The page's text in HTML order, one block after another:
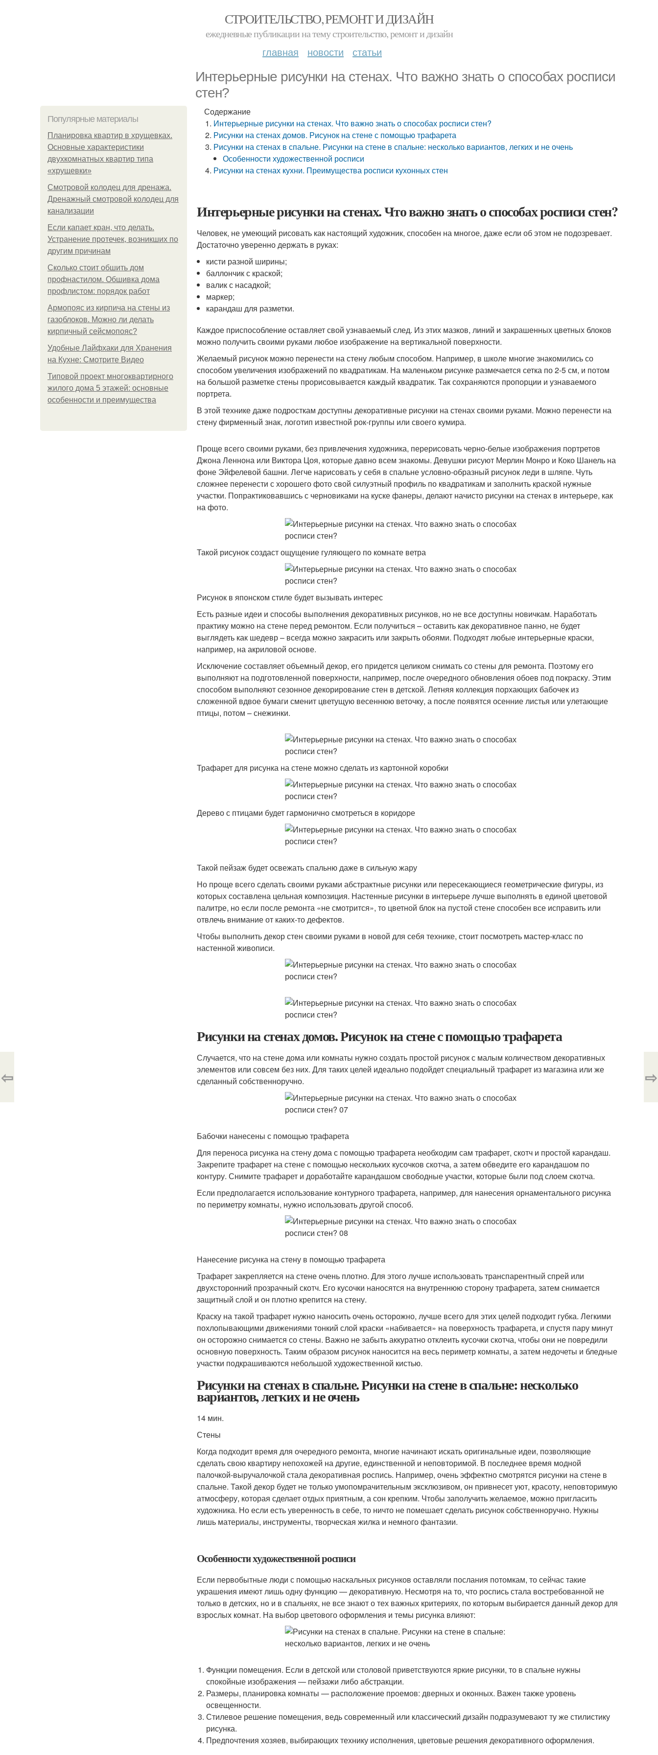
СТРОИТЕЛЬСТВО, РЕМОНТ И ДИЗАЙН
ежедневные публикации на тему строительство, ремонт и дизайн
главная новости статьи
Интерьерные рисунки на стенах. Что важно знать о способах росписи
стен?
Популярные материалы
Планировка квартир в хрущевках.
Основные характеристики
двухкомнатных квартир типа
«хрущевки»
Смотровой колодец для дренажа.
Дренажный смотровой колодец для
канализации
Если капает кран, что делать.
Устранение протечек, возникших по
другим причинам
Сколько стоит обшить дом
профнастилом. Обшивка дома
профлистом: порядок работ
Армопояс из кирпича на стены из
газоблоков. Можно ли делать
кирпичный сейсмопояс?
Удобные Лайфхаки для Хранения
на Кухне: Смотрите Видео
Типовой проект многоквартирного
жилого дома 5 этажей: основные
особенности и преимущества
Содержание
Интерьерные рисунки на стенах. Что важно знать о способах росписи стен?
Рисунки на стенах домов. Рисунок на стене с помощью трафарета
Рисунки на стенах в спальне. Рисунки на стене в спальне: несколько вариантов, легких и не очень
Особенности художественной росписи
Рисунки на стенах кухни. Преимущества росписи кухонных стен
Интерьерные рисунки на стенах. Что важно знать о способах росписи стен?
Человек, не умеющий рисовать как настоящий художник, способен на многое, даже если об этом не подозревает.
Достаточно уверенно держать в руках:
кисти разной ширины;
баллончик с краской;
валик с насадкой;
маркер;
карандаш для разметки.
Каждое приспособление оставляет свой узнаваемый след. Из этих мазков, линий и закрашенных цветных блоков
можно получить своими руками любое изображение на вертикальной поверхности.
Желаемый рисунок можно перенести на стену любым способом. Например, в школе многие знакомились со
способом увеличения изображений по квадратикам. На маленьком рисунке размечается сетка по 2-5 см, и потом
на большой разметке стены прорисовывается каждый квадратик. Так сохраняются пропорции и узнаваемого
портрета.
В этой технике даже подросткам доступны декоративные рисунки на стенах своими руками. Можно перенести на
стену фирменный знак, логотип известной рок-группы или своего кумира.
Проще всего своими руками, без привлечения художника, перерисовать черно-белые изображения портретов
Джона Леннона или Виктора Цоя, которые давно всем знакомы. Девушки рисуют Мерлин Монро и Коко Шанель на
фоне Эйфелевой башни. Легче нарисовать у себя в спальне условно-образный рисунок леди в шляпе. Чуть
сложнее перенести с хорошего фото свой силуэтный профиль по квадратикам и заполнить краской нужные
участки. Попрактиковавшись с черновиками на куске фанеры, делают начисто рисунки на стенах в интерьере, как
на фото.
Такой рисунок создаст ощущение гуляющего по комнате ветра
Рисунок в японском стиле будет вызывать интерес
Есть разные идеи и способы выполнения декоративных рисунков, но не все доступны новичкам. Наработать
практику можно на стене перед ремонтом. Если получиться – оставить как декоративное панно, не будет
выглядеть как шедевр – всегда можно закрасить или закрыть обоями. Подходят любые интерьерные краски,
например, на акриловой основе.
Исключение составляет объемный декор, его придется целиком снимать со стены для ремонта. Поэтому его
выполняют на подготовленной поверхности, например, после очередного обновления обоев под покраску. Этим
способом выполняют сезонное декорирование стен в детской. Летняя коллекция порхающих бабочек из
сложенной вдвое бумаги сменит цветущую весеннюю веточку, а после появятся осенние листья или улетающие
птицы, потом – снежинки.
Трафарет для рисунка на стене можно сделать из картонной коробки
Дерево с птицами будет гармонично смотреться в коридоре
Такой пейзаж будет освежать спальню даже в сильную жару
Но проще всего сделать своими руками абстрактные рисунки или пересекающиеся геометрические фигуры, из
которых составлена цельная композиция. Настенные рисунки в интерьере лучше выполнять в единой цветовой
палитре, но если после ремонта «не смотрится», то цветной блок на пустой стене способен все исправить или
отвлечь внимание от каких-то дефектов.
Чтобы выполнить декор стен своими руками в новой для себя технике, стоит посмотреть мастер-класс по
настенной живописи.
Рисунки на стенах домов. Рисунок на стене с помощью трафарета
Случается, что на стене дома или комнаты нужно создать простой рисунок с малым количеством декоративных
элементов или совсем без них. Для таких целей идеально подойдет специальный трафарет из магазина или же
сделанный собственноручно.
Бабочки нанесены с помощью трафарета
Для переноса рисунка на стену дома с помощью трафарета необходим сам трафарет, скотч и простой карандаш.
Закрепите трафарет на стене с помощью нескольких кусочков скотча, а затем обведите его карандашом по
контуру. Снимите трафарет и доработайте карандашом свободные участки, которые были под слоем скотча.
Если предполагается использование контурного трафарета, например, для нанесения орнаментального рисунка
по периметру комнаты, нужно использовать другой способ.
Нанесение рисунка на стену в помощью трафарета
Трафарет закрепляется на стене очень плотно. Для этого лучше использовать транспарентный спрей или
двухсторонний прозрачный скотч. Его кусочки наносятся на внутреннюю сторону трафарета, затем снимается
защитный слой и он плотно крепится на стену.
Краску на такой трафарет нужно наносить очень осторожно, лучше всего для этих целей подходит губка. Легкими
похлопывающими движениями тонкий слой краски «набивается» на поверхность трафарета, и спустя пару минут
он осторожно снимается со стены. Важно не забыть аккуратно отклеить кусочки скотча, чтобы они не повредили
основную поверхность. Таким образом рисунок наносится на весь периметр комнаты, а затем недочеты и бледные
участки подкрашиваются небольшой художественной кистью.
Рисунки на стенах в спальне. Рисунки на стене в спальне: несколько
вариантов, легких и не очень
14 мин.
Стены
Когда подходит время для очередного ремонта, многие начинают искать оригинальные идеи, позволяющие
сделать свою квартиру непохожей на другие, единственной и неповторимой. В последнее время модной
палочкой-выручалочкой стала декоративная роспись. Например, очень эффектно смотрятся рисунки на стене в
спальне. Такой декор будет не только умопомрачительным эксклюзивом, он привнесет уют, красоту, неповторимую
атмосферу, которая сделает отдых приятным, а сон крепким. Чтобы заполучить желаемое, можно пригласить
художника. Но если есть уверенность в себе, то ничто не помешает сделать рисунок собственноручно. Нужны
лишь материалы, инструменты, творческая жилка и немного фантазии.
Особенности художественной росписи
Если первобытные люди с помощью наскальных рисунков оставляли послания потомкам, то сейчас такие
украшения имеют лишь одну функцию — декоративную. Несмотря на то, что роспись стала востребованной не
только в детских, но и в спальнях, не все знают о тех важных критериях, по которым выбирается данный декор для
взрослых комнат. На выбор цветового оформления и темы рисунка влияют:
Функции помещения. Если в детской или столовой приветствуются яркие рисунки, то в спальне нужны
спокойные изображения — пейзажи либо абстракции.
Размеры, планировка комнаты — расположение проемов: дверных и оконных. Важен также уровень
освещенности.
Стилевое решение помещения, ведь современный или классический дизайн подразумевают ту же стилистику
рисунка.
Предпочтения хозяев, выбирающих технику исполнения, цветовые решения декоративного оформления.
⇦ ⇨